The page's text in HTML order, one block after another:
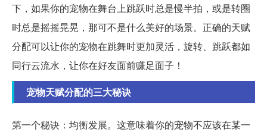
下，如果你的宠物在舞台上跳跃时总是慢半拍，或是转圈
时总是摇摇晃晃，那可不是什么美好的场景。正确的天赋
分配可以让你的宠物在跳舞时更加灵活，旋转、跳跃都如
同行云流水，让你在好友面前赚足面子！
宠物天赋分配的三大秘诀
第一个秘诀：均衡发展。这意味着你的宠物不应该在某一